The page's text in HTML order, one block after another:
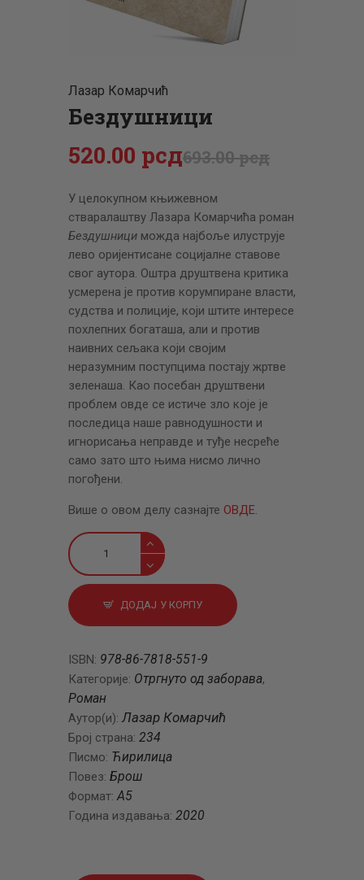
ЦЕНОВНИК
Лазар Комарчић
Бездушници
693.00рсд
520.00 рсд
У целокупном књижевном
стваралаштву Лазара Комарчића роман
Бездушници можда најбоље илуструје
лево оријентисане социјалне ставове
свог аутора. Оштра друштвена критика
усмерена је против корумпиране власти,
судства и полиције, који штите интересе
похлепних богаташа, али и против
наивних сељака који својим
неразумним поступцима постају жртве
зеленаша. Као посебан друштвени
проблем овде се истиче зло које је
последица наше равнодушности и
игнорисања неправде и туђе несреће
само зато што њима нисмо лично
погођени.
Више о овом делу сазнајте ОВДЕ.
Бездушници
количина
ДОДАЈ У КОРПУ
ISBN: 978-86-7818-551-9
Категорије: Отргнуто од заборава,
Роман
Аутор(и):Лазар Комарчић
Број страна: 234
Писмо: Ћирилица
Повез: Брош
Формат:A5
Година издавања: 2020